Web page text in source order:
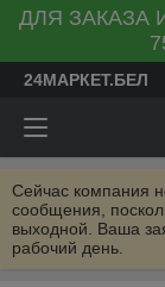
ДЛЯ ЗАКАЗА
24МАРКЕТ.БЕЛ
Сейчас компания
сообщения,
выходной. Ваша
рабочий день.